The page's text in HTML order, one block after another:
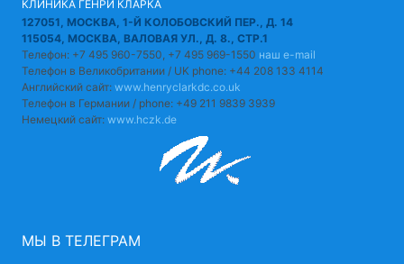
КЛИНИКА ГЕНРИ КЛАРКА
127051, МОСКВА, 1-Й КОЛОБОВСКИЙ ПЕР., Д. 14
115054, МОСКВА, ВАЛОВАЯ УЛ., Д. 8., СТР.1
Телефон: +7 495 960-7550, +7 495 969-1550 наш e-mail
Телефон в Великобритании / UK phone: +44 208 133 4114
Английский сайт: www.henryclarkdc.co.uk
Телефон в Германии / phone: +49 211 9839 3939
Немецкий сайт: www.hczk.de
МЫ В ТЕЛЕГРАМ